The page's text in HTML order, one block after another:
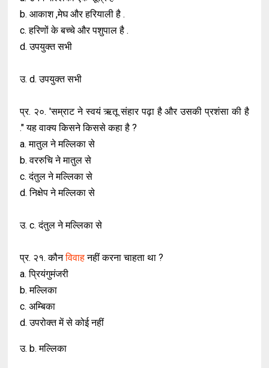
b. आकाश ,मेघ और हरियाली है .
c. हरिणों के बच्चे और पशुपाल है .
d. उपयुक्त सभी
उ. d. उपयुक्त सभी
प्र. २०. 'सम्राट ने स्वयं ऋतू संहार पढ़ा है और उसकी प्रशंसा की है
." यह वाक्य किसने किससे कहा है ?
a. मातुल ने मल्लिका से
b. वररुचि ने मातुल से
c. दंतुल ने मल्लिका से
d. निक्षेप ने मल्लिका से
उ. c. दंतुल ने मल्लिका से
प्र. २१. कौनविवाहनहीं करना चाहता था ?
a. प्रियंगुमंजरी
b. मल्लिका
c. अम्बिका
d. उपरोक्त में से कोई नहीं
उ. b. मल्लिका